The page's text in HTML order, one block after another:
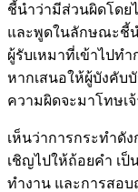
ชี้นำว่ามีส่วนผิดโดย
และพูดในลักษณะชี้น
ผู้รับเหมาที่เข้าไปท
หากเสนอให้ผู้บังคับ
ความผิดจะมาโทษเ
เห็นว่าการกระทำดั
เชิญไปให้ถ้อยคำ เ
ทำงาน และการสอบ